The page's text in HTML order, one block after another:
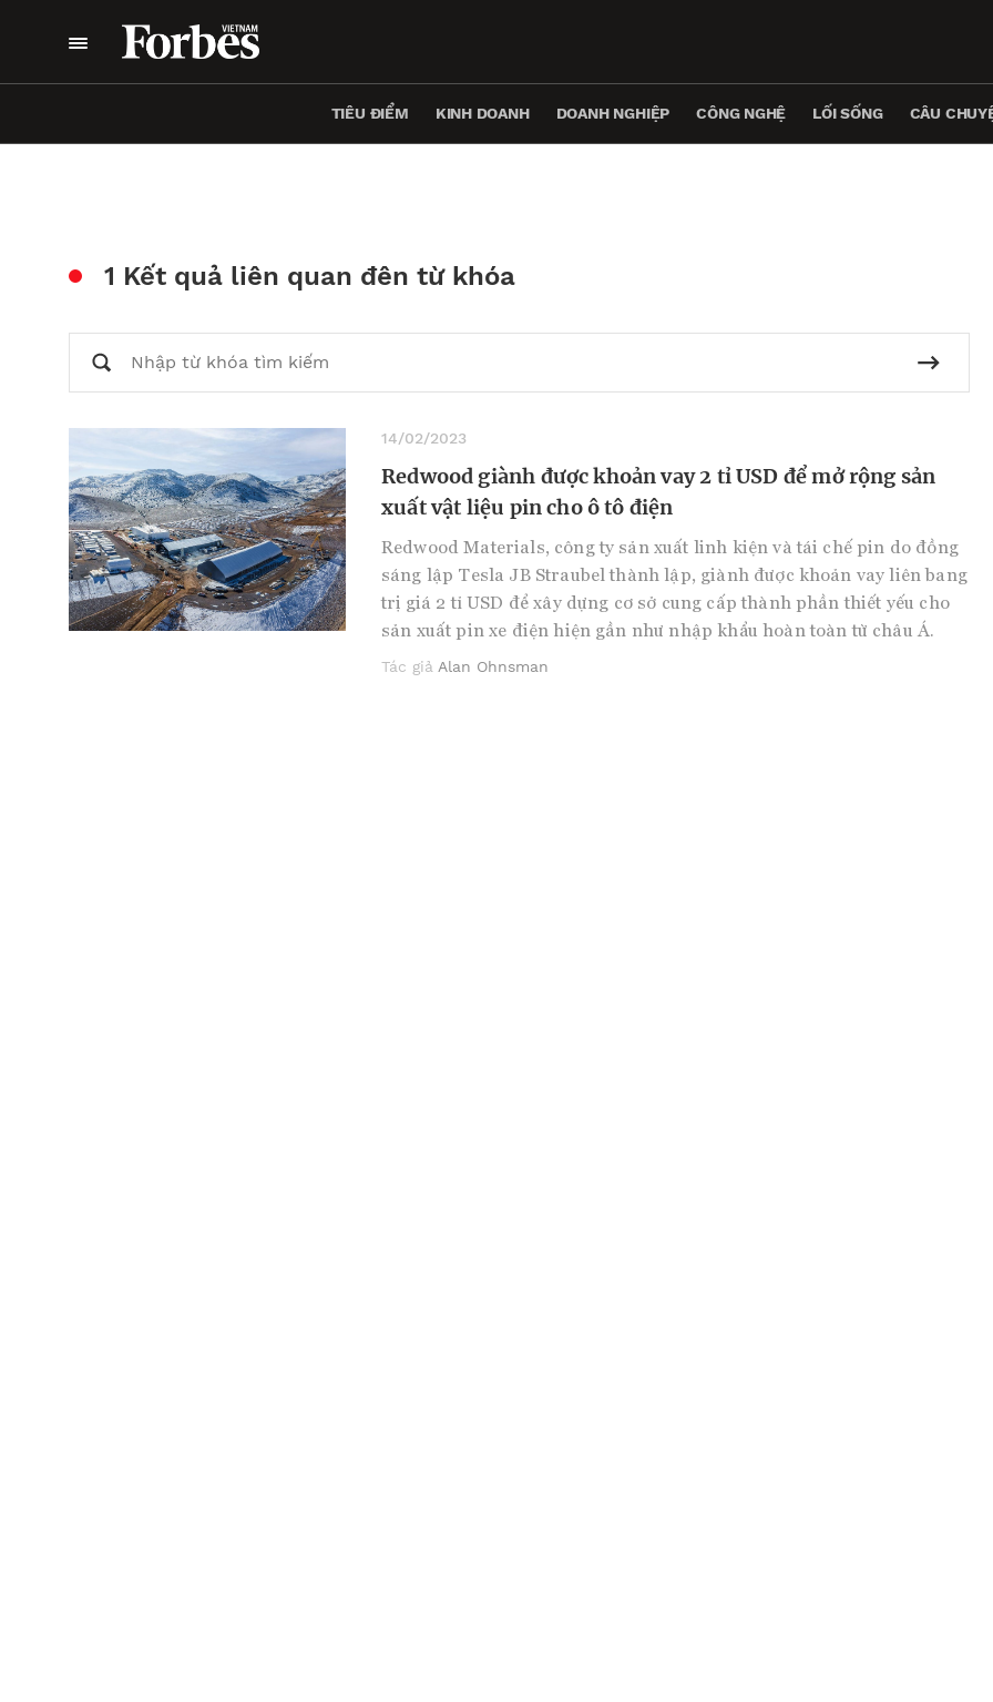
TIÊU ĐIỂM KINH DOANH DOANH NGHIỆP CÔNG NGHỆ LỐI SỐNG CÂU
1 Kết quả liên quan đên từ khóa
14/02/2023
Redwood giành được khoản vay 2 tỉ USD để mở rộng sản
xuất vật liệu pin cho ô tô điện
Redwood Materials, công ty sản xuất linh kiện và tái chế pin do đồng
sáng lập Tesla JB Straubel thành lập, giành được khoản vay liên bang
trị giá 2 tỉ USD để xây dựng cơ sở cung cấp thành phần thiết yếu cho
sản xuất pin xe điện hiện gần như nhập khẩu hoàn toàn từ châu Á.
Tác giả Alan Ohnsman